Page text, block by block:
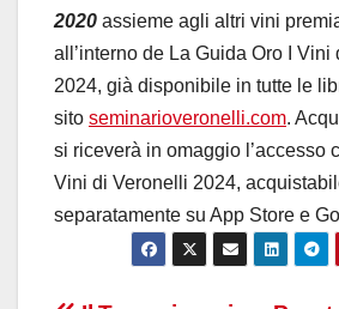
2020 assieme agli altri vini
all’interno de La Guida Oro I Vini
2024, già disponibile in tutte le
sito seminarioveronelli.com.
si riceverà in omaggio l’accesso
Vini di Veronelli 2024,
separatamente su App Store e